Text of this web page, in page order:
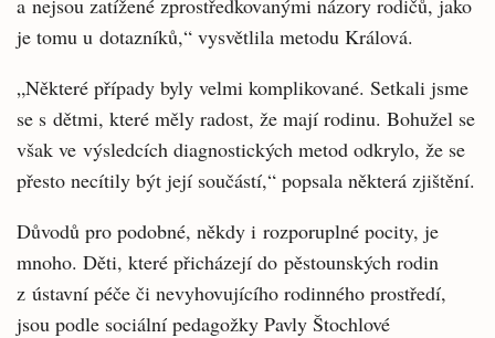
a nejsou zatížené zprostředkovanými názory rodičů, jako
je tomu u dotazníků,“ vysvětlila metodu Králová.
„Některé případy byly velmi komplikované. Setkali jsme
se s dětmi, které měly radost, že mají rodinu. Bohužel se
však ve výsledcích diagnostických metod odkrylo, že se
přesto necítily být její součástí,“ popsala některá zjištění.
Důvodů pro podobné, někdy i rozporuplné pocity, je
mnoho. Děti, které přicházejí do pěstounských rodin
z ústavní péče či nevyhovujícího rodinného prostředí,
jsou podle sociální pedagožky Pavly Štochlové